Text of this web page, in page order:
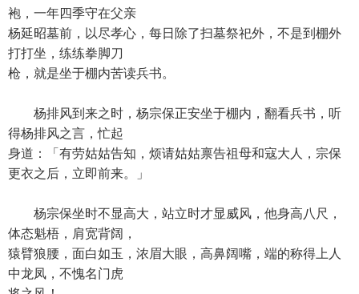
袍，一年四季守在父亲
杨延昭墓前，以尽孝心，每日除了扫墓祭祀外，不是到棚外
打打坐，练练拳脚刀
枪，就是坐于棚内苦读兵书。
杨排风到来之时，杨宗保正安坐于棚内，翻看兵书，听
得杨排风之言，忙起
身道：「有劳姑姑告知，烦请姑姑禀告祖母和寇大人，宗保
更衣之后，立即前来。」
杨宗保坐时不显高大，站立时才显威风，他身高八尺，
体态魁梧，肩宽背阔，
猿臂狼腰，面白如玉，浓眉大眼，高鼻阔嘴，端的称得上人
中龙凤，不愧名门虎